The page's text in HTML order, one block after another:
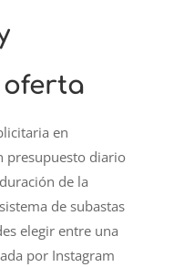
en
presupuesto diario
de la
de subastas
elegir entre una
por Instagram